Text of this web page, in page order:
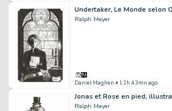
Undertaker, Le Monde selon
Ralph Meyer
Daniel Maghen • 12h 43mn ago
Ralph Meyer